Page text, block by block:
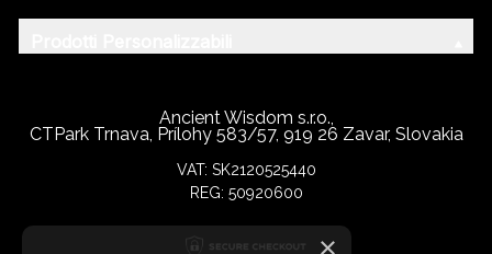
Ancient Wisdom s.r.o.,
CTPark Trnava, Prílohy 583/57, 919 26 Zavar, Slovakia
VAT: SK2120525440
REG: 50920600